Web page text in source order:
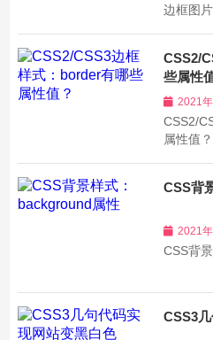
边框图
了。
CSS2/
些属性
2021
CSS2/
属性值？
CSS背
2021
CSS背
CSS3